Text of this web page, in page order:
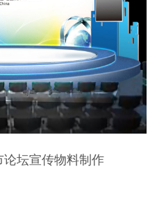
坛宣传物料制作